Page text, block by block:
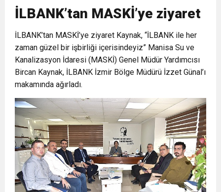
Kulübü’ne Destek Ziyareti
Halkla Kucaklaşmak”
10:02 Gelecek Partisi İzmir Teşkilatı Ankara’da Güç
Gösterisi Yaptı
9:33 CHP’li 3 Genç Tutuklandı: Siyasi Saldırının
Hedefinde Mehmet Türkmen mi Var?
8:35 Anneler Günü’nde TAMEV ile İyilik ve Dayanışma
Buluşması
14:11 Buca’da Ruhsatı Tartışmalı İnşaat Meclis
Gündeminde: “Cumhurbaşkanı Kararnamesi
Bile Çiğnendi”
18:28 Eğitim Camiasının Yakından Tanıdığı İsim:
Abdulrezak Kaldan Torbalı Yolunda
İLBANK’tan MASKİ’ye ziyaret
İLBANK’tan MASKİ’ye ziyaret Kaynak, “İLBANK ile her
zaman güzel bir işbirliği içerisindeyiz” Manisa Su ve
Kanalizasyon İdaresi (MASKİ) Genel Müdür Yardımcısı
Bircan Kaynak, İLBANK İzmir Bölge Müdürü İzzet Günal’ı
makamında ağırladı.